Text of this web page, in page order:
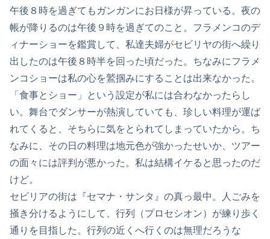
午後８時を過ぎてもガンガンにお日様が昇っている。夜の
帳が降りるのは午後９時を過ぎてのこと。フラメンコのデ
ィナーショーを鑑賞して、私達夫婦がセビリヤの街へ繰り
出したのは午後８時半を回った頃だった。ちなみにフラメ
ンコショーは私の心を鷲掴みにすることは出来なかった。
「食事とショー」という設定が私には合わなかったらし
い。舞台でダンサーが熱演していても、珍しい料理が運ば
れてくると、そちらに気をとられてしまっていたから。ち
なみに、その日の料理は地元色が強かったせいか、ツアー
の面々には評判が悪かった。私は結構イケると思ったのだ
けど。
セビリアの街は『セマナ・サンタ』の真っ最中。人ごみを
掻き分けるようにして、行列（プロセシオン）が練り歩く
通りを目指した。行列の近くへ行くのは無理だろうな